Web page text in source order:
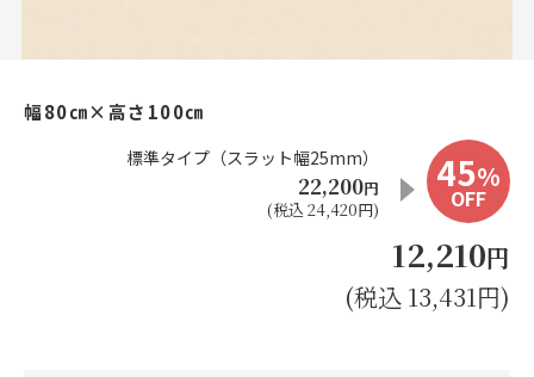
幅80㎝×高さ100㎝
標準タイプ（スラット幅25mm）
22,200円
(税込 24,420円)
45%
OFF
12,210円
(税込 13,431円)